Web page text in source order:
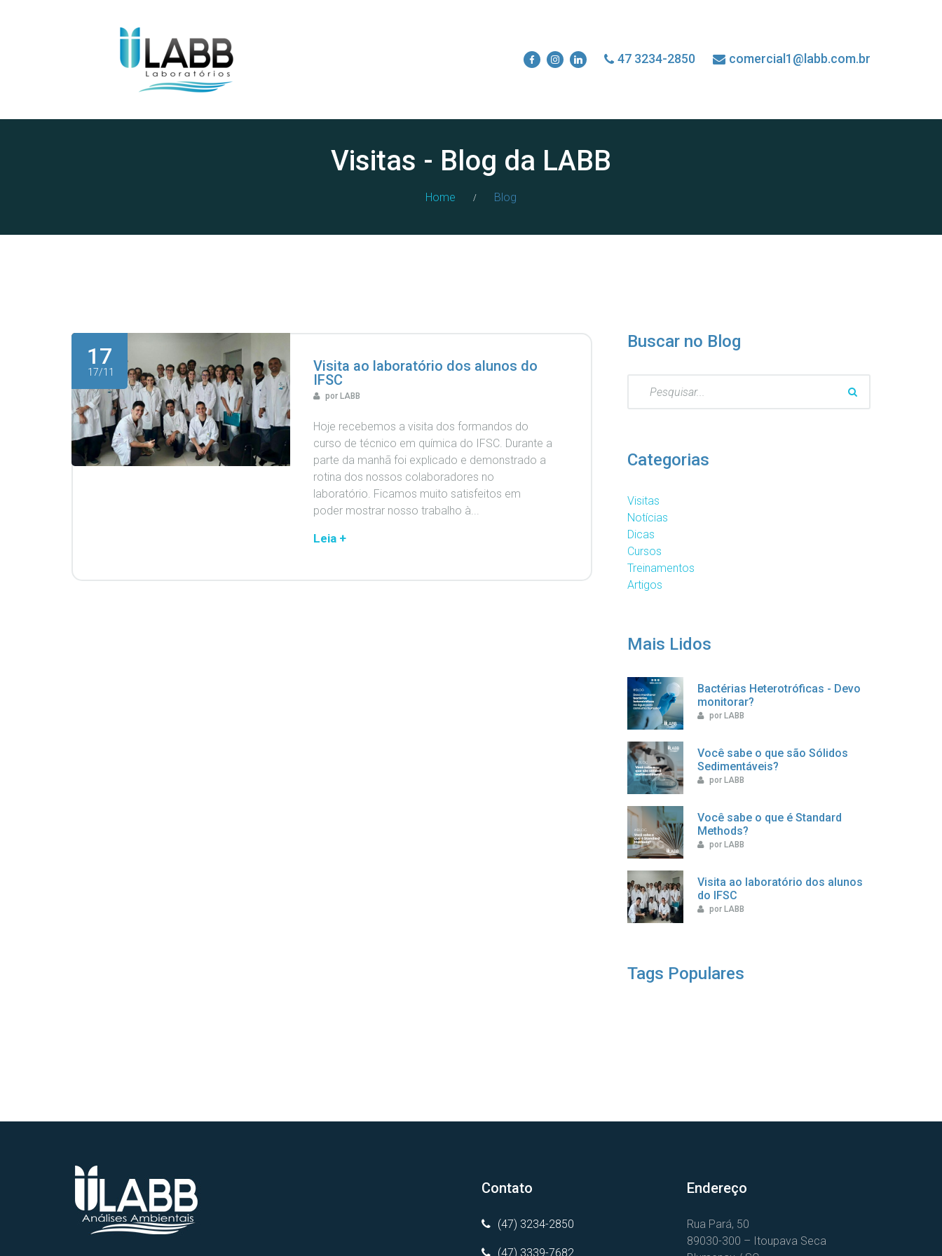
47 3234-2850 comercial1@labb.com.br
Visitas - Blog da LABB
Home Blog
17
17/11
Visita ao laboratório dos alunos do
IFSC
por LABB
Hoje recebemos a visita dos formandos do
curso de técnico em química do IFSC. Durante a
parte da manhã foi explicado e demonstrado a
rotina dos nossos colaboradores no
laboratório. Ficamos muito satisfeitos em
poder mostrar nosso trabalho à...
Leia +
Buscar no Blog
Categorias
Visitas
Notícias
Dicas
Cursos
Treinamentos
Artigos
Mais Lidos
Bactérias Heterotróficas - Devo
monitorar?
por LABB
Você sabe o que são Sólidos
Sedimentáveis?
por LABB
Você sabe o que é Standard
Methods?
por LABB
Visita ao laboratório dos alunos
do IFSC
por LABB
Tags Populares
Contato
(47) 3234-2850
(47) 3339-7682
Endereço
Rua Pará, 50
89030-300 – Itoupava Seca